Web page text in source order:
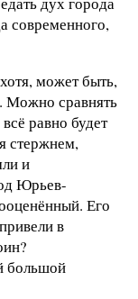
современного,
может быть,
Можно сравнять
равно будет
стержнем,
и
Юрьев-
Его
в
большой